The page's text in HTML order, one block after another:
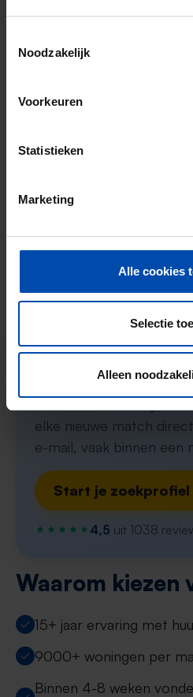
Noodzakelijk
Voorkeuren
Statistieken
Marketing
Alle cookies
Selectie
Alleen
Den Helder
Gevonden op:
⚡️ Deze woning is
Rent.nl ben je altijd als eerste!
Mis de volgende niet
Mis nooit
in Den Helder
elke nieuwe match
e-mail, vaak binnen een
Start je
4,5 uit 1038
Waarom kiezen
15+ jaar ervaring met
9000+ woningen per
Binnen 4-8 weken